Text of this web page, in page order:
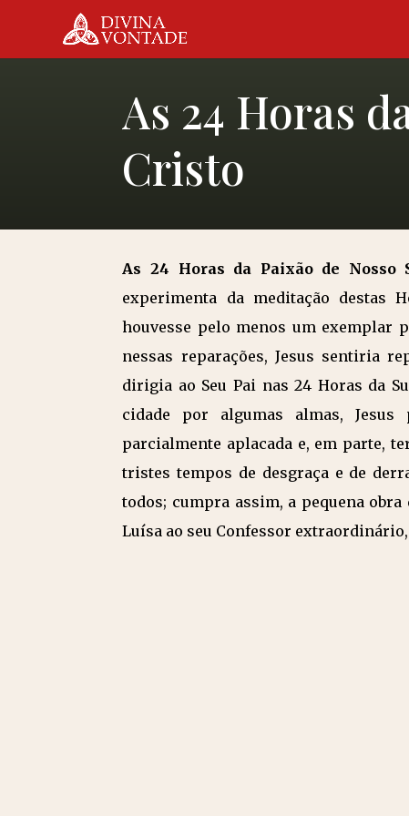
As 24 Horas
Cristo
As 24 Horas da Paixão de Nosso
experimenta da meditação destas
houvesse pelo menos um exemplar
nessas reparações, Jesus sentiria
dirigia ao Seu Pai nas 24 Horas da
cidade por algumas almas,
parcialmente aplacada e, em parte,
tristes tempos de desgraça e de
todos; cumpra assim, a pequena obra
Luísa ao seu Confessor